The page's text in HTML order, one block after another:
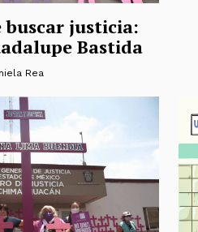
buscar justicia:
Bastida
Rea